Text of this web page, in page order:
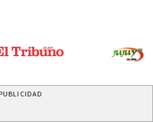
PUBLICIDAD